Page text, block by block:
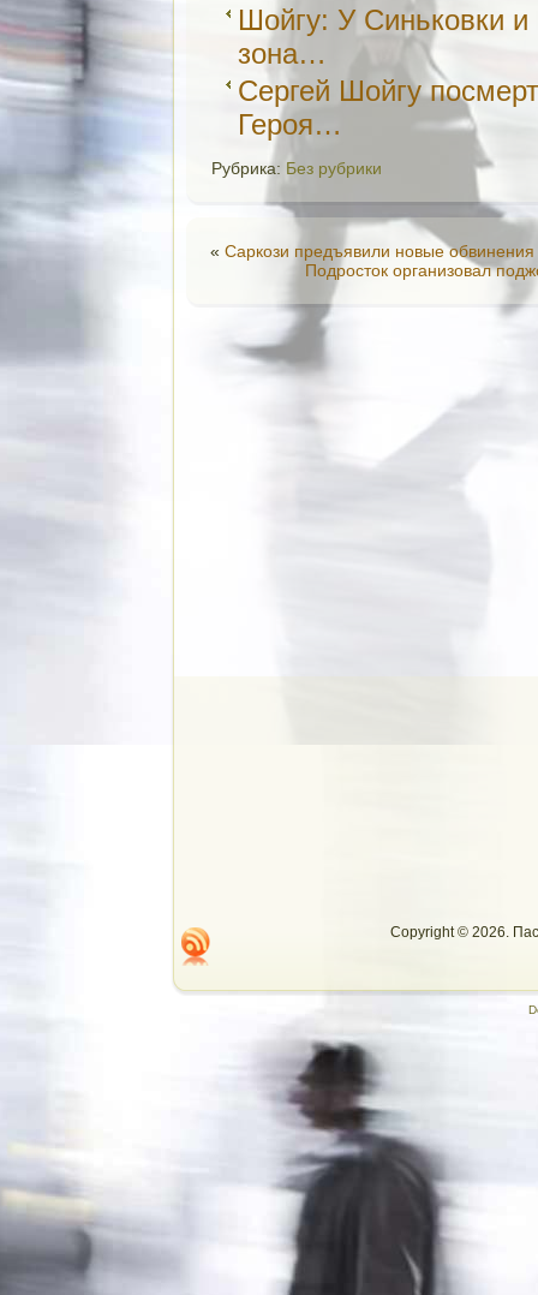
Шойгу: У Синьковки
зона…
Сергей Шойгу
Героя…
Рубрика: Без рубрики
« Саркози предъявили новые
Подросток организовал
Copyright © 2026.